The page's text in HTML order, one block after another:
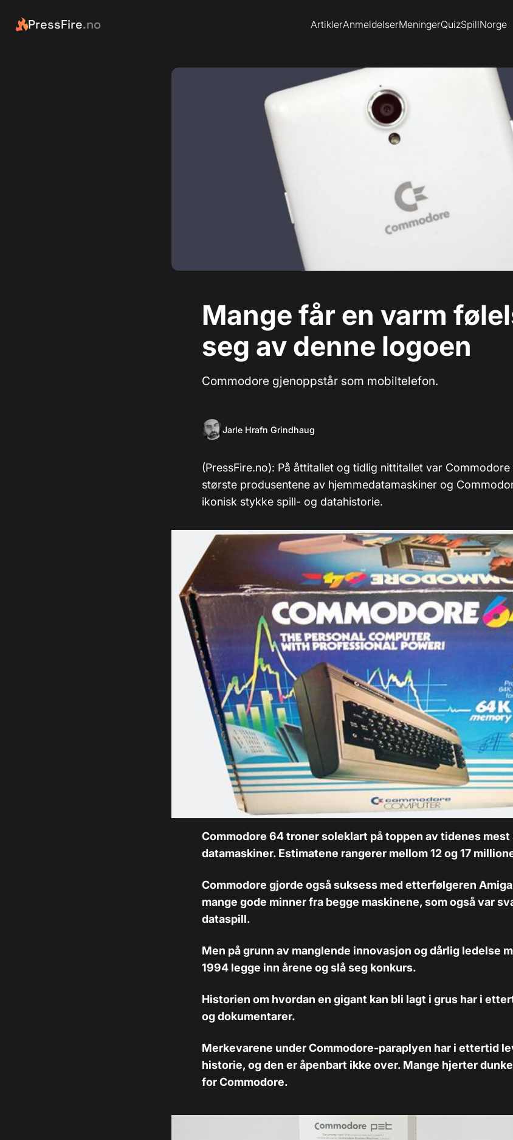
PressFire.no ArtiklerAnmeldelserMeningerQuizSpillNorge
Mange får en varm
seg av denne logoen
Commodore gjenoppstår som mobiltelefon.
Jarle Hrafn Grindhaug
(PressFire.no): På åttitallet og tidlig nittitallet var Commodore
største produsentene av hjemmedatamaskiner og
ikonisk stykke spill- og datahistorie.
Commodore 64 troner soleklart på toppen av tidenes mest
datamaskiner. Estimatene rangerer mellom 12 og 17
Commodore gjorde også suksess med etterfølgeren
mange gode minner fra begge maskinene, som også var
dataspill.
Men på grunn av manglende innovasjon og dårlig ledelse
1994 legge inn årene og slå seg konkurs.
Historien om hvordan en gigant kan bli lagt i grus har i
og dokumentarer.
Merkevarene under Commodore-paraplyen har i ettertid
historie, og den er åpenbart ikke over. Mange hjerter
for Commodore.